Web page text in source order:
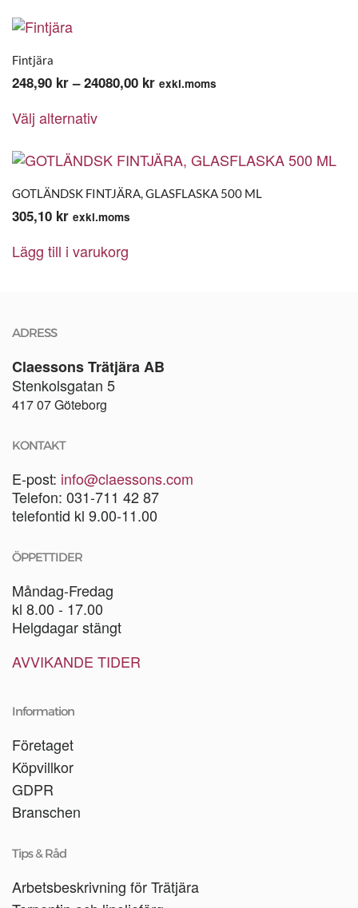
Fintjära
248,90 kr – 24080,00 krPrisintervall:
exkl.moms
Välj alternativhär
har
varianter.
De
alternativen
GOTLÄNDSK FINTJÄRA, GLASFLASKA 500 ML
305,10 kr exkl.moms
Lägg till i varukorg
ADRESS
Claessons Trätjära AB
Stenkolsgatan 5
417 07 Göteborg
KONTAKT
E-post: info@claessons.com
Telefon: 031-711 42 87
telefontid kl 9.00-11.00
ÖPPETTIDER
Måndag-Fredag
kl 8.00 - 17.00
Helgdagar stängt
AVVIKANDE TIDER
Information
Företaget
Köpvillkor
GDPR
Branschen
Tips & Råd
Arbetsbeskrivning för Trätjära